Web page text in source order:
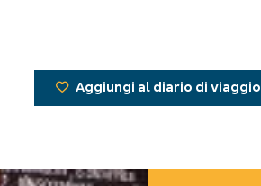
Aggiungi al diario di viaggio